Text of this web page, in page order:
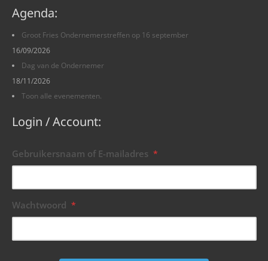
Agenda:
Groot Fries Ondernemerstreffen op 16 september
16/09/2026
Dag van de Ondernemer
18/11/2026
Toon alle evenementen.
Login / Account:
Gebruikersnaam of E-mailadres *
Wachtwoord *